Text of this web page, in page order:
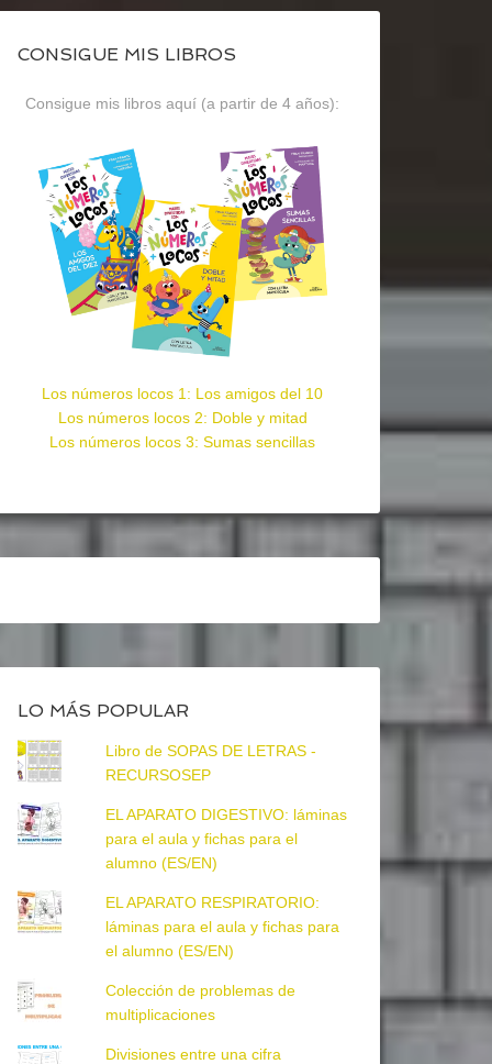
CONSIGUE MIS LIBROS
Consigue mis libros aquí (a partir de 4 años):
Los números locos 1: Los amigos del 10
Los números locos 2: Doble y mitad
Los números locos 3: Sumas sencillas
LO MÁS POPULAR
Libro de SOPAS DE LETRAS -
RECURSOSEP
EL APARATO DIGESTIVO: láminas
para el aula y fichas para el
alumno (ES/EN)
EL APARATO RESPIRATORIO:
láminas para el aula y fichas para
el alumno (ES/EN)
Colección de problemas de
multiplicaciones
Divisiones entre una cifra